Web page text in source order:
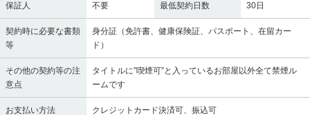
保証人 不要 最低契約日数 30日
契約時に必要な書類
等
身分証（免許書、健康保険証、パスポート、在留カー
ド）
その他の契約等の注
意点
タイトルに”喫煙可”と入っているお部屋以外全て禁煙ル
ームです
お支払い方法 クレジットカード決済可、振込可